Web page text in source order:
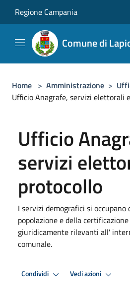
Regione Campania
Comune di
Home > Amministrazione >
Ufficio Anagrafe, servizi elettorali
Ufficio
servizi
protocollo
I servizi demografici si
popolazione e della
giuridicamente rilevanti all'
comunale.
Condividi Vedi azioni